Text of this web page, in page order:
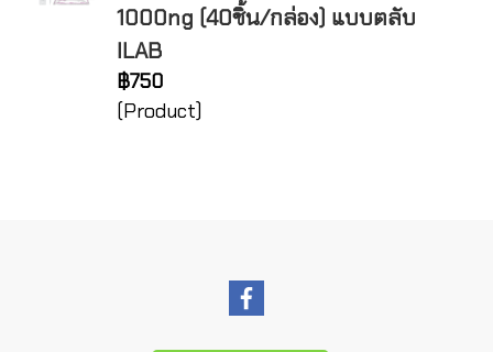
1000ng (40ชิ้น/กล่อง) แบบตลับ
ILAB
฿750
(Product)